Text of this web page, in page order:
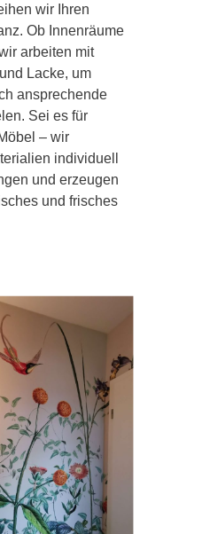
wir Ihren
Ob Innenräume
arbeiten mit
Lacke, um
ansprechende
Sei es für
– wir
individuell
und erzeugen
und frisches